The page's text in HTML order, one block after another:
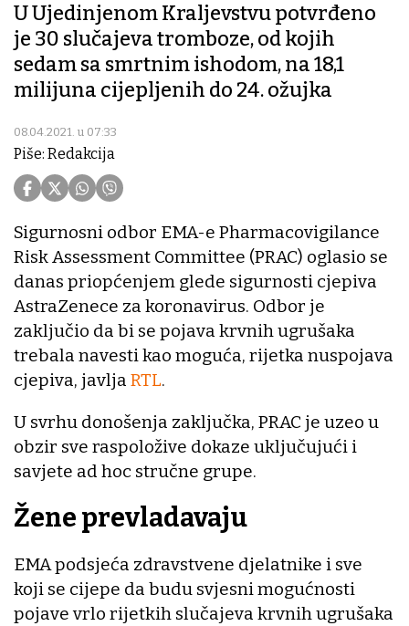
U Ujedinjenom Kraljevstvu potvrđeno
je 30 slučajeva tromboze, od kojih
sedam sa smrtnim ishodom, na 18,1
milijuna cijepljenih do 24. ožujka
08.04.2021. u 07:33
Piše: Redakcija
Sigurnosni odbor EMA-e Pharmacovigilance
Risk Assessment Committee (PRAC) oglasio se
danas priopćenjem glede sigurnosti cjepiva
AstraZenece za koronavirus. Odbor je
zaključio da bi se pojava krvnih ugrušaka
trebala navesti kao moguća, rijetka nuspojava
cjepiva, javlja RTL.
U svrhu donošenja zaključka, PRAC je uzeo u
obzir sve raspoložive dokaze uključujući i
savjete ad hoc stručne grupe.
Žene prevladavaju
EMA podsjeća zdravstvene djelatnike i sve
koji se cijepe da budu svjesni mogućnosti
pojave vrlo rijetkih slučajeva krvnih ugrušaka